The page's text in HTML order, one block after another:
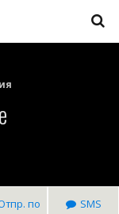
по
SMS